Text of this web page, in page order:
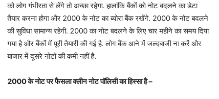
को लोग गंभीरता से लेंगे तो अच्छा रहेगा. हालांकि बैंकों को नोट बदलने का डेटा
तैयार करना होगा और 2000 के नोट का ब्योरा बैंक रखेंगे. 2000 के नोट बदलने
की सुविधा सामान्य रहेगी. 2000 का नोट बदलने के लिए चार महीने का समय दिया
गया है और बैंकों में पूरी तैयारी की गई है. लोग बैंक आने में जल्दबाजी ना करें और
बाजार में दूसरे नोटों की कमी नहीं है.
2000 के नोट पर फैसला क्लीन नोट पॉलिसी का हिस्सा है –